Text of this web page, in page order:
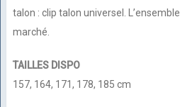
talon : clip talon universel.
marché.
TAILLES DISPO
157, 164, 171, 178, 185 cm